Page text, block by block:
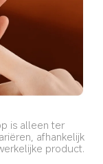
is alleen ter
afhankelijk
product.